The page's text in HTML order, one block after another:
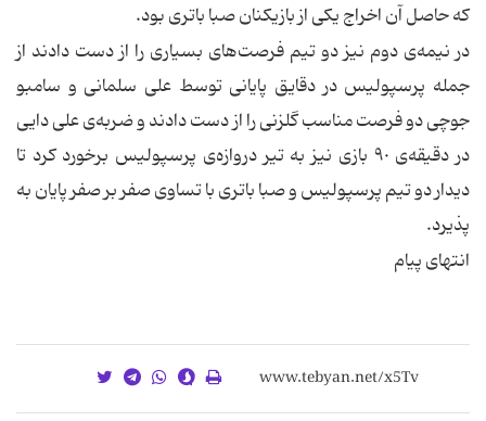
كه حاصل آن اخراج یكی از بازیكنان صبا باتری بود.
در نیمه‌ی دوم نیز دو تیم فرصت‌های بسیاری را از دست دادند از
جمله پرسپولیس در دقایق پایانی توسط علی سلمانی و سامبو
جوچی دو فرصت مناسب گلزنی را از دست دادند و ضربه‌ی علی دایی
در دقیقه‌ی ‌٩٠ بازی نیز به تیر دروازه‌ی پرسپولیس برخورد كرد تا
دیدار دو تیم پرسپولیس و صبا باتری با تساوی صفر بر صفر پایان به
پذیرد.
انتهای پیام